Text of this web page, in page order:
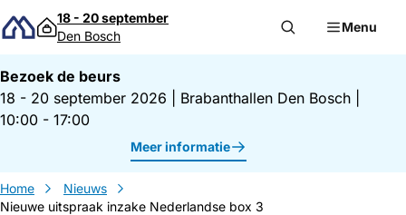
Direct naar inhoud
18 - 20 september
Den Bosch
Menu
Bezoek de beurs
18 - 20 september 2026
Brabanthallen Den Bosch
10:00 - 17:00
Meer informatie
Home
Nieuws
Nieuwe uitspraak inzake Nederlandse box 3